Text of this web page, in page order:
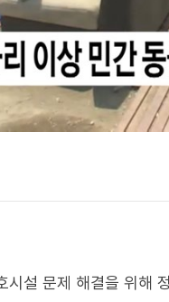
시설 문제 해결을 위해